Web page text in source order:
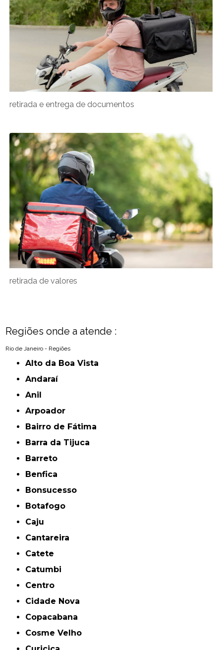
retirada e entrega de documentos
retirada de valores
Regiões onde a atende :
Rio de Janeiro - Regiões
Alto da Boa Vista
Andaraí
Anil
Arpoador
Bairro de Fátima
Barra da Tijuca
Barreto
Benfica
Bonsucesso
Botafogo
Caju
Cantareira
Catete
Catumbi
Centro
Cidade Nova
Copacabana
Cosme Velho